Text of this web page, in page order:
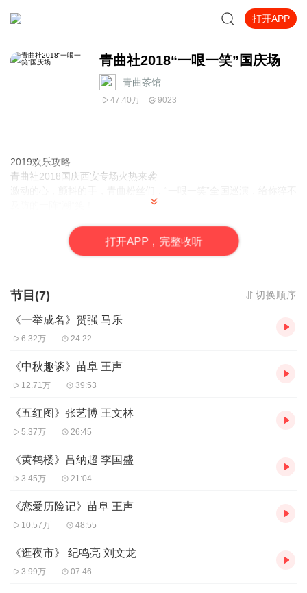
打开APP
青曲社2018“一哏一笑”国庆场
青曲茶馆
47.40万 9023
2019欢乐攻略
青曲社2018国庆西安专场火热来袭
热泪盈眶啊，所以小二不敢怠慢，赶紧奉上内容请各位客官品鉴。
闲话少叙，请您一听为快。
https://www.ximalaya.com/xiangsheng/45221831/
【王声演绎！】
下前传 | 衍变》（王声演播）：
https://www.ximalaya.com/xiangsheng/45241962/
打开APP，完整收听
节目(7) 切换顺序
《一举成名》贺强 马乐
6.32万 24:22
《中秋趣谈》苗阜 王声
12.71万 39:53
《五红图》张艺博 王文林
5.37万 26:45
《黄鹤楼》吕纳超 李国盛
3.45万 21:04
《恋爱历险记》苗阜 王声
10.57万 48:55
《逛夜市》 纪鸣亮 刘文龙
3.99万 07:46